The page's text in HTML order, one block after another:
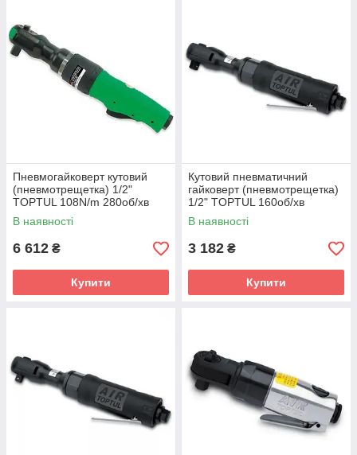
Пневмогайковерт кутовий
(пневмотрещетка) 1/2"
TOPTUL 108N/m 280об/хв
KAAF1608
В наявності
6 612 ₴
Купити
Кутовий пневматичний
гайковерт (пневмотрещетка)
1/2" TOPTUL 160об/хв
102N/m KAAF1605
В наявності
3 182 ₴
Купити